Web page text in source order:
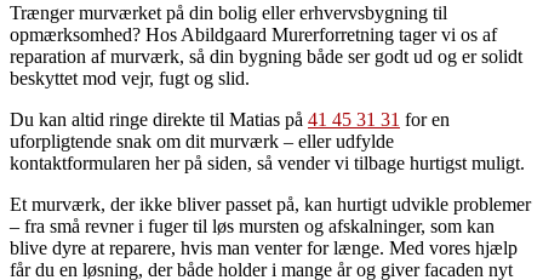
Trænger murværket på din bolig eller erhvervsbygning til
opmærksomhed? Hos Abildgaard Murerforretning tager vi os af
reparation af murværk, så din bygning både ser godt ud og er solidt
beskyttet mod vejr, fugt og slid.
Du kan altid ringe direkte til Matias på 41 45 31 31 for en
uforpligtende snak om dit murværk – eller udfylde
kontaktformularen her på siden, så vender vi tilbage hurtigst muligt.
Et murværk, der ikke bliver passet på, kan hurtigt udvikle problemer
– fra små revner i fuger til løs mursten og afskalninger, som kan
blive dyre at reparere, hvis man venter for længe. Med vores hjælp
får du en løsning, der både holder i mange år og giver facaden nyt